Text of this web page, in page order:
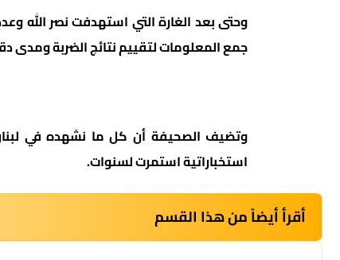
وحتى بعد الغارة التي استهدفت نصر الله
جمع المعلومات لتقييم نتائج الضربة ومدى
وتضيف الصحيفة أن كل ما نشهده في
استخباراتية استمرت لسنوات.
أقرأ أيضاً من هذا القسم